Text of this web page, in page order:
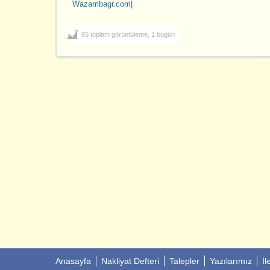
Wazambagr.com
85 toplam görüntüleme, 1 bugün
Anasayfa Nakliyat Defteri Talepler Yazılarımız